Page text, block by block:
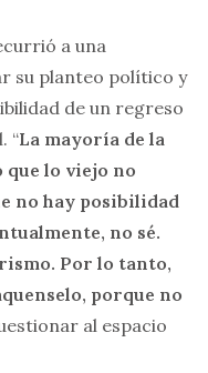
a una
su planteo político y
de un regreso
“La mayoría de la
lo viejo no
no hay posibilidad
no sé.
Por lo tanto,
porque no
al espacio